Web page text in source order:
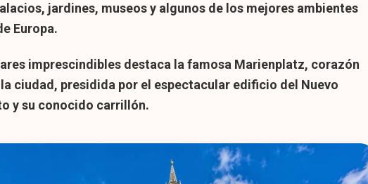
jardines, museos y algunos de los mejores ambientes
Europa.
imprescindibles destaca la famosa Marienplatz, corazón
ciudad, presidida por el espectacular edificio del Nuevo
y su conocido carrillón.